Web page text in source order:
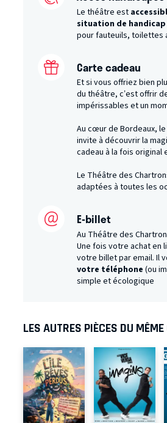
Le théâtre est
situation de handicap
pour fauteuils, toilettes
Carte cadeau
Et si vous offriez bien
du théâtre, c’est offrir
impérissables et un
Au cœur de Bordeaux, le
invite à découvrir la
cadeau à la fois original
Le Théâtre des
adaptées à toutes les
E-billet
Au Théâtre des
Une fois votre achat en
votre billet par email. Il
votre téléphone (ou
simple et écologique
LES AUTRES PIÈCES DU MÊME